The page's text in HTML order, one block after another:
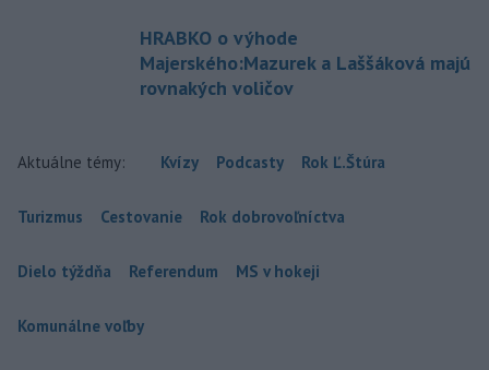
HRABKO o výhode
Majerského:Mazurek a Laššáková majú
rovnakých voličov
Aktuálne témy: Kvízy Podcasty Rok Ľ.Štúra
Turizmus Cestovanie Rok dobrovoľníctva
Dielo týždňa Referendum MS v hokeji
Komunálne voľby